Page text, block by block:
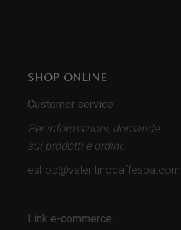
SHOP ONLINE
Customer service
Per informazioni, domande
sui prodotti e ordini:
eshop@valentinocaffespa.com
Link e-commerce: